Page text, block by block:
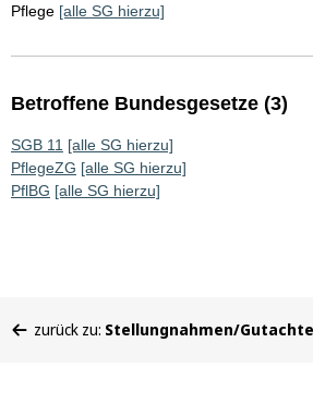
Pflege [alle SG hierzu]
Betroffene Bundesgesetze (3)
SGB 11 [alle SG hierzu]
PflegeZG [alle SG hierzu]
PflBG [alle SG hierzu]
befinden
zurück zu: Stellungnahmen/